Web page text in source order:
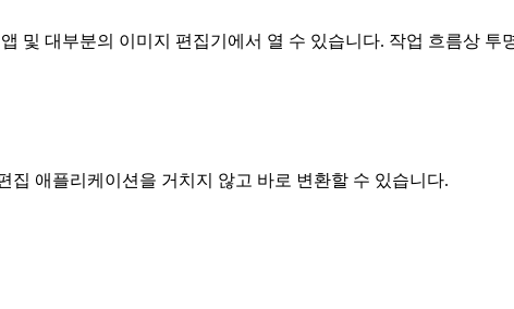
및 대부분의 이미지 편집기에서 열 수 있습니다. 작업 흐름상 투
집 애플리케이션을 거치지 않고 바로 변환할 수 있습니다.